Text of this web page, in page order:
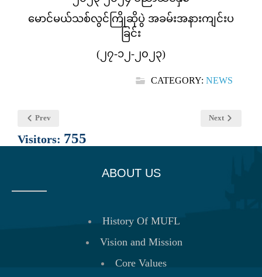
မောင်မယ်သစ်လွင်ကြိုဆိုပွဲ အခမ်းအနားကျင်းပ
ခြင်း
(၂၇-၁၂-၂၀၂၃)
CATEGORY: NEWS
Prev Next
Visitors: 755
ABOUT US
History Of MUFL
Vision and Mission
Core Values